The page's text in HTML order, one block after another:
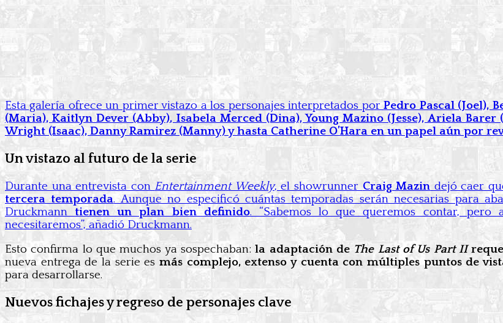
Esta galería ofrece un primer vistazo a los personajes interpretados porPedro Pascal (Joel),
(Maria), Kaitlyn Dever (Abby), Isabela Merced (Dina), Young Mazino (Jesse), Ariela
Wright (Isaac), Danny Ramirez (Manny) y hasta Catherine O’Hara en un papel aún por
Un vistazo al futuro de la serie
Durante una entrevista con Entertainment Weekly, el showrunner Craig Mazin dejó caer
tercera temporada. Aunque no especificó cuántas temporadas serán necesarias para
Druckmann tienen un plan bien definido. “Sabemos lo que queremos contar, pero
necesitaremos”, añadió Druckmann.
Esto confirma lo que muchos ya sospechaban:la adaptación de The Last of Us Part II
nueva entrega de la serie es más complejo, extenso y cuenta con múltiples puntos de
para desarrollarse.
Nuevos fichajes y regreso de personajes clave